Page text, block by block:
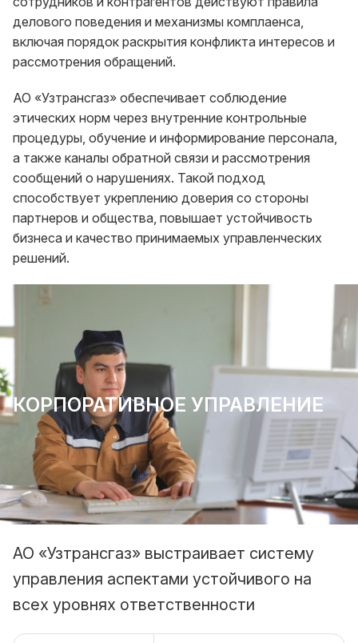
делового поведения и механизмы комплаенса,
включая порядок раскрытия конфликта интересов и
рассмотрения обращений.
АО «Узтрансгаз» обеспечивает соблюдение
этических норм через внутренние контрольные
процедуры, обучение и информирование персонала,
а также каналы обратной связи и рассмотрения
сообщений о нарушениях. Такой подход
способствует укреплению доверия со стороны
партнеров и общества, повышает устойчивость
бизнеса и качество принимаемых управленческих
решений.
КОРПОРАТИВНОЕ УПРАВЛЕНИЕ
АО «Узтрансгаз» выстраивает систему
управления аспектами устойчивого на
всех уровнях ответственности